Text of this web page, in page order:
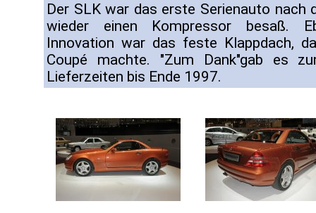
Der SLK war das erste Serienauto nach
wieder einen Kompressor besaß.
Innovation war das feste Klappdach,
Coupé machte. "Zum Dank"gab es
Lieferzeiten bis Ende 1997.